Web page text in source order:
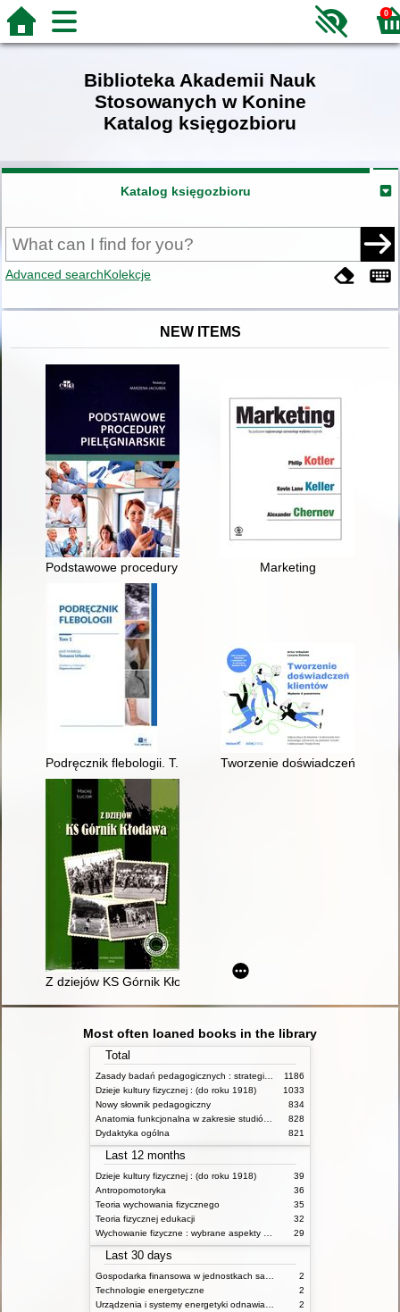
0
Biblioteka Akademii Nauk
Stosowanych w Konine
Katalog księgozbioru
Katalog księgozbioru
Advanced searchKolekcje
NEW ITEMS
Podstawowe procedury pielęgniarskie Marketing
Podręcznik flebologii. T. 1 Tworzenie doświadczeń
Z dziejów KS Górnik Kłodawa
Most often loaned books in the library
Total
1186
Dzieje kultury fizycznej : (do roku 1918)
1033
Nowy słownik pedagogiczny
834
828
Dydaktyka ogólna
821
Last 12 months
Dzieje kultury fizycznej : (do roku 1918)
39
Antropomotoryka
36
Teoria wychowania fizycznego
35
Teoria fizycznej edukacji
32
29
Last 30 days
2
Technologie energetyczne
2
2